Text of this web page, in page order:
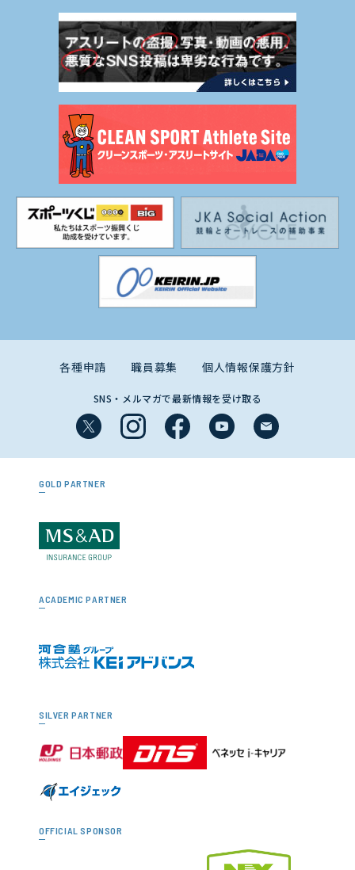
各種申請 職員募集 個人情報保護方針
SNS・メルマガで最新情報を受け取る
GOLD PARTNER
ACADEMIC PARTNER
SILVER PARTNER
OFFICIAL SPONSOR